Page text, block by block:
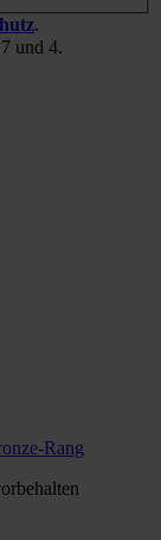
.
und 4.
Rang